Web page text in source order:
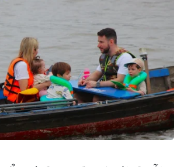
đối tượng mua bán 12.000
hợp